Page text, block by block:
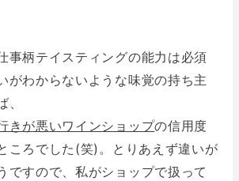
事柄テイスティングの能力は必須
がわからないような味覚の持ち主
きが悪いワインショップの信用度
ころでした(笑)。とりあえず違いが
ですので、私がショップで扱って